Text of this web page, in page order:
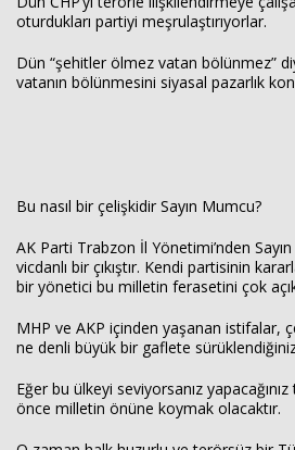
oturdukları partiyi meşrulaştırıyorlar.
Dün “şehitler ölmez vatan bölünmez”
vatanın bölünmesini siyasal pazarlık
Bu nasıl bir çelişkidir Sayın Mumcu?
AK Parti Trabzon İl Yönetimi’nden
vicdanlı bir çıkıştır. Kendi partisinin
bir yönetici bu milletin ferasetini çok
MHP ve AKP içinden yaşanan istifalar,
ne denli büyük bir gaflete
Eğer bu ülkeyi seviyorsanız yapacağınız
önce milletin önüne koymak olacaktır.